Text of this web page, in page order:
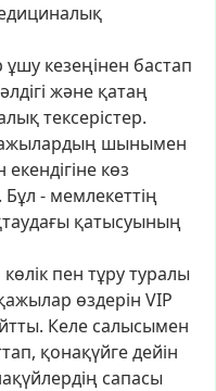
ұшу кезеңінен бастап
және қатаң
тексерістер.
шынымен
екендігіне көз
Бұл - мемлекеттің
қатысуының
көлік пен тұрутуралы
өздерін VIP
Келе салысымен
қонақүйгедейін
сапасы